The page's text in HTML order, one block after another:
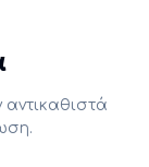
αντικαθιστά